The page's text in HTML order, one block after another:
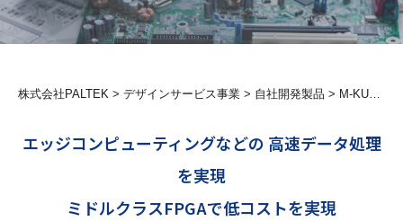
株式会社PALTEK > デザインサービス事業 > 自社開発製品 > M-KUBOS｜FPGAコンピューティング プラットフォーム
エッジコンピューティングなどの 高速データ処理
を実現
ミドルクラスFPGAで低コストを実現